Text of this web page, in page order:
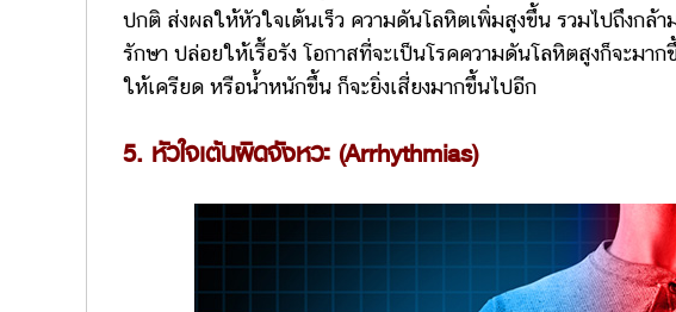
ปกติ ส่งผลให้หัวใจเต้นเร็ว ความดันโลหิตเพิ่มสูงขึ้น รวมไปถึงกล้
รักษา ปล่อยให้เรื้อรัง โอกาสที่จะเป็นโรคความดันโลหิตสูงก็จะมา
ให้เครียด หรือน้ำหนักขึ้น ก็จะยิ่งเสี่ยงมากขึ้นไปอีก
5. หัวใจเต้นผิดจังหวะ (Arrhythmias)